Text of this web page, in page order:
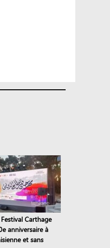
Carthage
anniversaire à
et sans